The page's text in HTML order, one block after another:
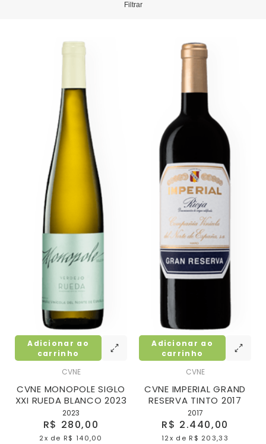
Filtrar
CVNE
CVNE MONOPOLE SIGLO
XXI RUEDA BLANCO 2023
2023
R$ 280,00
2x de R$ 140,00
Adicionar ao
carrinho
CVNE
CVNE IMPERIAL GRAND
RESERVA TINTO 2017
2017
R$ 2.440,00
12x de R$ 203,33
Adicionar ao
carrinho